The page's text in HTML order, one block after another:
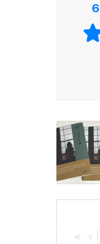
출발점이
사랑의 눈
6